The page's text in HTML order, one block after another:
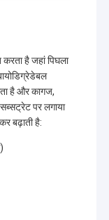
है जहां पिघला
है और कागज,
पर लगाया
बढ़ाती है: